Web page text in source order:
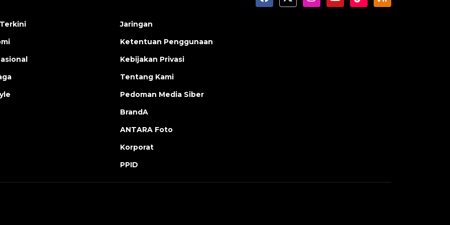
Jaringan
Ketentuan Penggunaan
Kebijakan Privasi
Tentang Kami
Pedoman Media Siber
BrandA
ANTARA Foto
Korporat
PPID